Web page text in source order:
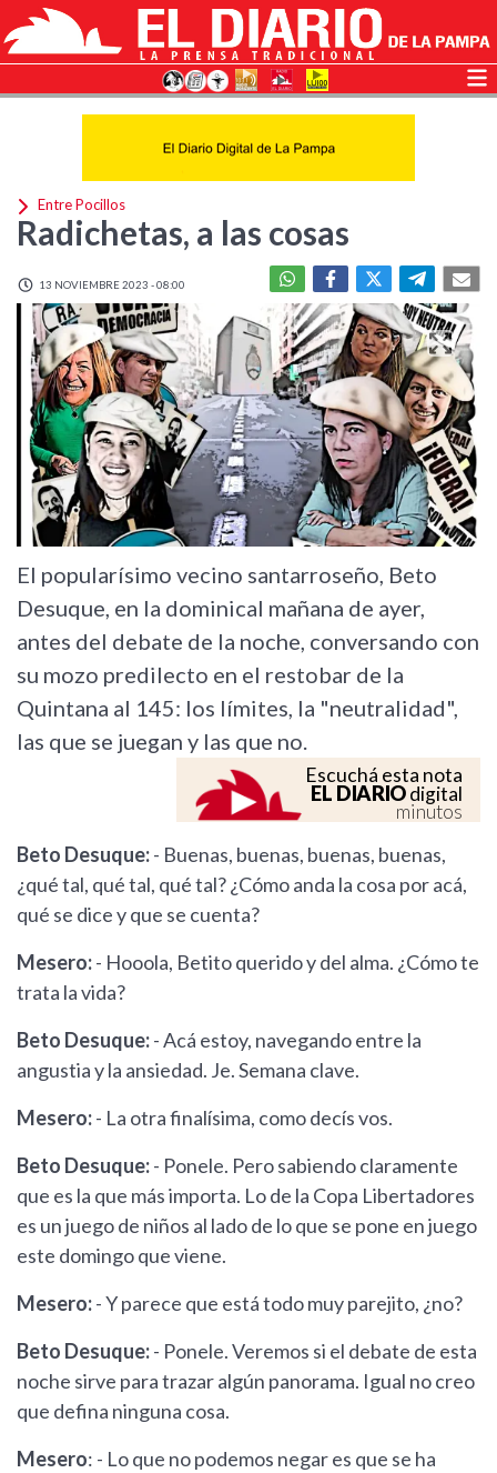
Entre Pocillos
Radichetas, a las cosas
13 NOVIEMBRE 2023 - 08:00
El popularísimo vecino santarroseño, Beto
Desuque, en la dominical mañana de ayer,
antes del debate de la noche, conversando con
su mozo predilecto en el restobar de la
Quintana al 145: los límites, la "neutralidad",
las que se juegan y las que no.
Escuchá esta nota
EL DIARIOdigital
minutos
Beto Desuque:- Buenas, buenas, buenas, buenas,
¿qué tal, qué tal, qué tal? ¿Cómo anda la cosa por acá,
qué se dice y que se cuenta?
Mesero:- Hooola, Betito querido y del alma. ¿Cómo te
trata la vida?
Beto Desuque:- Acá estoy, navegando entre la
angustia y la ansiedad. Je. Semana clave.
Mesero:- La otra finalísima, como decís vos.
Beto Desuque:- Ponele. Pero sabiendo claramente
que es la que más importa. Lo de la Copa Libertadores
es un juego de niños al lado de lo que se pone en juego
este domingo que viene.
Mesero:- Y parece que está todo muy parejito, ¿no?
Beto Desuque:- Ponele. Veremos si el debate de esta
noche sirve para trazar algún panorama. Igual no creo
que defina ninguna cosa.
Mesero: - Lo que no podemos negar es que se ha